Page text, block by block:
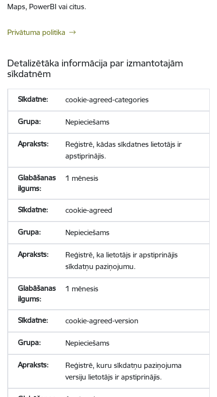
Maps, PowerBI vai citus.
Privātuma politika
Detalizētāka informācija par izmantotajām
sīkdatnēm
cookie-agreed-categories
Nepieciešams
Reģistrē, kādas sīkdatnes lietotājs ir
apstiprinājis.
1 mēnesis
cookie-agreed
Nepieciešams
Reģistrē, ka lietotājs ir apstiprinājis
sīkdatņu paziņojumu.
1 mēnesis
cookie-agreed-version
Nepieciešams
Reģistrē, kuru sīkdatņu paziņojuma
versiju lietotājs ir apstiprinājis.